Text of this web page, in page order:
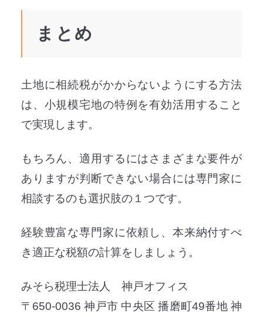
まとめ
土地に相続税がかからないようにする方法
は、小規模宅地の特例を有効活用すること
で実現します。
もちろん、適用するにはさまざまな要件が
ありますが判断できない場合には専門家に
相談するのも選択肢の１つです。
経験豊富な専門家に依頼し、本来納付すべ
き適正な税額の計算をしましょう。
みそら税理士法人 神戸オフィス
〒650-0036 神戸市 中央区 播磨町49番地 神